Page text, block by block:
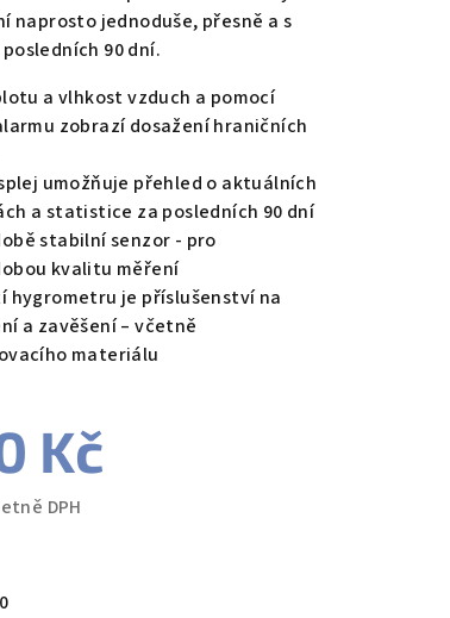
naprosto jednoduše, přesně a s
90 dní.
a vlhkost vzduch a pomocí
zobrazí dosažení hraničních
umožňuje přehled o aktuálních
a statistice za posledních 90 dní
stabilní senzor - pro
kvalitu měření
hygrometru je příslušenství na
a zavěšení – včetně
materiálu
Kč
DPH